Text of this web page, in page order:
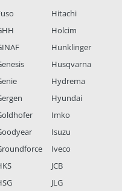
Hitachi
Holcim
Hunklinger
Husqvarna
Hydrema
Hyundai
Imko
Isuzu
Iveco
JCB
JLG